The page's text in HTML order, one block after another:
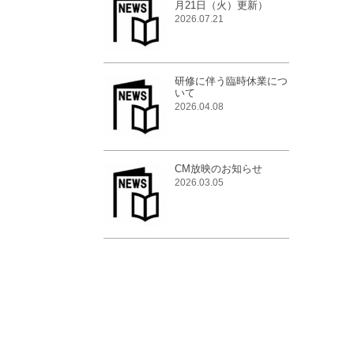
月21日（火）更新）
2026.07.21
研修に伴う臨時休業につ
いて
2026.04.08
CM放映のお知らせ
2026.03.05